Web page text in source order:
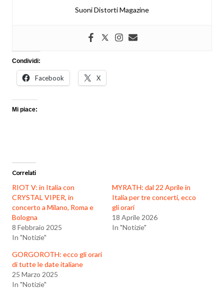
Suoni Distorti Magazine
Condividi:
Facebook X
Mi piace:
Correlati
RIOT V: in Italia con
CRYSTAL VIPER, in
concerto a Milano, Roma e
Bologna
8 Febbraio 2025
In "Notizie"
MYRATH: dal 22 Aprile in
Italia per tre concerti, ecco
gli orari
18 Aprile 2026
In "Notizie"
GORGOROTH: ecco gli orari
di tutte le date italiane
25 Marzo 2025
In "Notizie"